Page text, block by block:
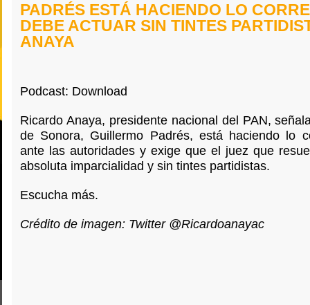
PADRÉS ESTÁ HACIENDO LO
DEBE ACTUAR SIN TINTES
ANAYA
Podcast: Download
Ricardo Anaya, presidente nacional del PAN,
de Sonora, Guillermo Padrés, está haciendo lo
ante las autoridades y exige que el juez que
absoluta imparcialidad y sin tintes partidistas.
Escucha más.
Crédito de imagen: Twitter @Ricardoanayac